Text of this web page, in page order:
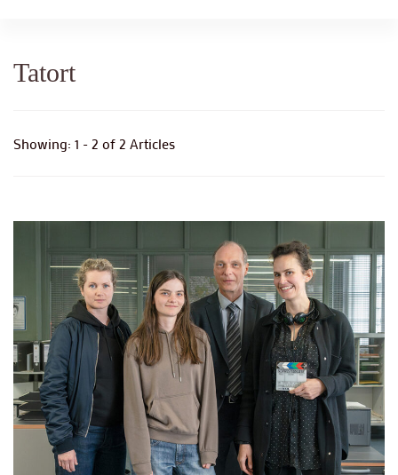
Tatort
Showing: 1 - 2 of 2 Articles